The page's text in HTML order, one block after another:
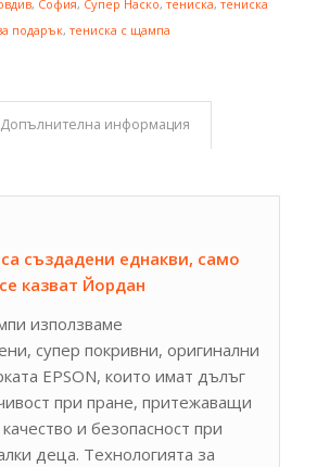
, София, Супер Наско, тениска, тениска
подарък, тениска с щампа
Допълнителна информация
създадени еднакви, само
казват Йордан
използваме
супер покривни, оригинални
EPSON, които имат дълъг
при пране, притежаващи
и безопасност при
деца. Технологията за